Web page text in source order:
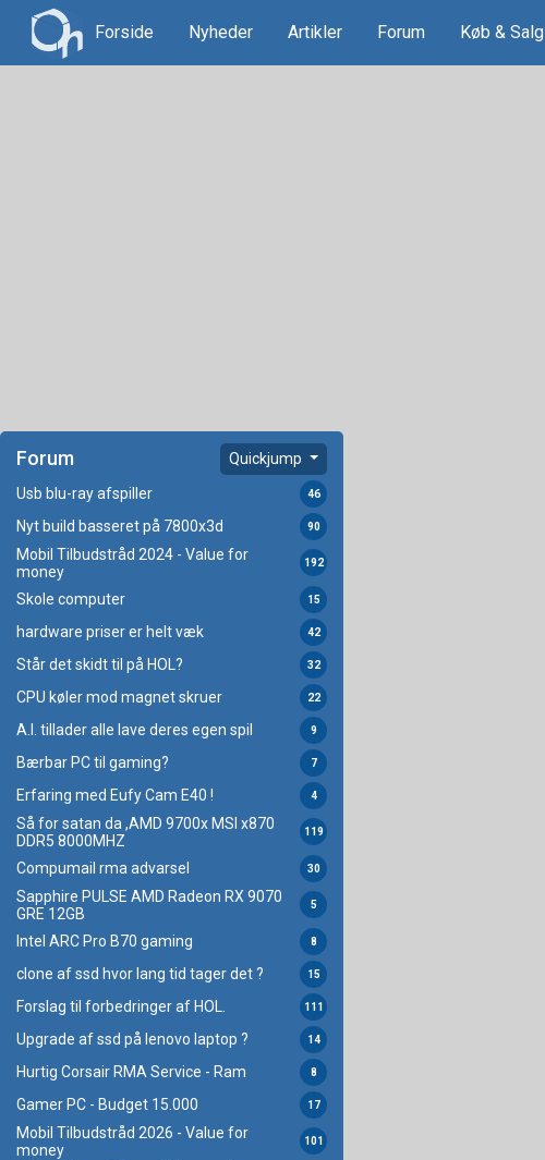
Forside Nyheder Artikler Forum Køb & Salg
Forum Quickjump
Usb blu-ray afspiller 46
Nyt build basseret på 7800x3d 90
Mobil Tilbudstråd 2024 - Value for
money
192
Skole computer 15
hardware priser er helt væk 42
Står det skidt til på HOL? 32
CPU køler mod magnet skruer 22
A.I. tillader alle lave deres egen spil 9
Bærbar PC til gaming? 7
Erfaring med Eufy Cam E40 ! 4
Så for satan da ,AMD 9700x MSI x870
DDR5 8000MHZ
119
Compumail rma advarsel 30
Sapphire PULSE AMD Radeon RX 9070
GRE 12GB
5
Intel ARC Pro B70 gaming 8
clone af ssd hvor lang tid tager det ? 15
Forslag til forbedringer af HOL. 111
Upgrade af ssd på lenovo laptop ? 14
Hurtig Corsair RMA Service - Ram 8
Gamer PC - Budget 15.000 17
Mobil Tilbudstråd 2026 - Value for
money
101